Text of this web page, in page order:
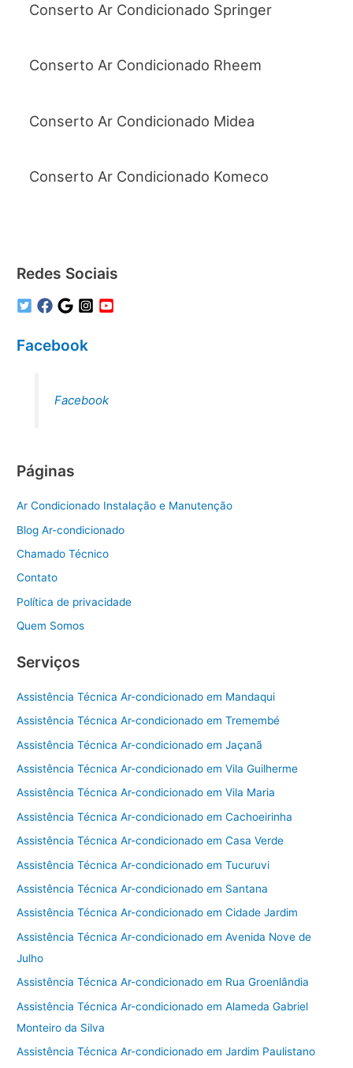
Conserto Ar Condicionado Springer
Conserto Ar Condicionado Rheem
Conserto Ar Condicionado Midea
Conserto Ar Condicionado Komeco
Redes Sociais
Facebook
Facebook
Páginas
Ar Condicionado Instalação e Manutenção
Blog Ar-condicionado
Chamado Técnico
Contato
Política de privacidade
Quem Somos
Serviços
Assistência Técnica Ar-condicionado em Mandaqui
Assistência Técnica Ar-condicionado em Tremembé
Assistência Técnica Ar-condicionado em Jaçanã
Assistência Técnica Ar-condicionado em Vila Guilherme
Assistência Técnica Ar-condicionado em Vila Maria
Assistência Técnica Ar-condicionado em Cachoeirinha
Assistência Técnica Ar-condicionado em Casa Verde
Assistência Técnica Ar-condicionado em Tucuruvi
Assistência Técnica Ar-condicionado em Santana
Assistência Técnica Ar-condicionado em Cidade Jardim
Assistência Técnica Ar-condicionado em Avenida Nove de
Julho
Assistência Técnica Ar-condicionado em Rua Groenlândia
Assistência Técnica Ar-condicionado em Alameda Gabriel
Monteiro da Silva
Assistência Técnica Ar-condicionado em Jardim Paulistano